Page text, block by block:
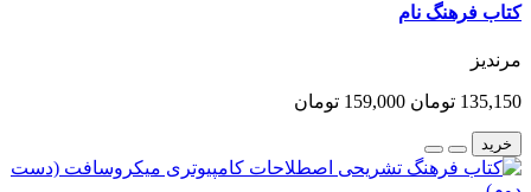
کتاب فرهنگ نام
مرندیز
135,150 تومان 159,000 تومان
خرید